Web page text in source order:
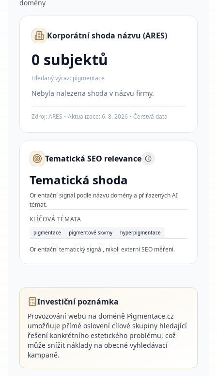
domény
Korporátní shoda názvu (ARES)
0 subjektů
Hledaný výraz: pigmentace
Nebyla nalezena shoda v názvu firmy.
Zdroj: ARES • Aktualizace:6. 8. 2026 • Čerstvá data
Tematická SEO relevance
Tematická shoda
Orientační signál podle názvu domény a přiřazených AI
témat.
KLÍČOVÁ TÉMATA
pigmentace pigmentové skvrny hyperpigmentace
Orientační tematický signál, nikoli externí SEO měření.
Investiční poznámka
Provozování webu na doméně Pigmentace.cz
umožňuje přímé oslovení cílové skupiny hledající
řešení konkrétního estetického problému, což
může snížit náklady na obecné vyhledávací
kampaně.